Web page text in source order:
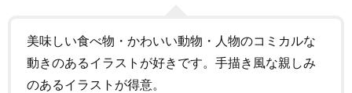
美味しい食べ物・かわいい動物・人物のコミカルな
動きのあるイラストが好きです。手描き風な親しみ
のあるイラストが得意。